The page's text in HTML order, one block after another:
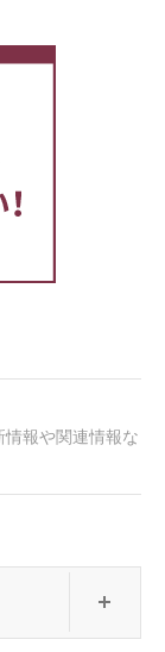
地域で従事する
々を対象とした
あります。サテ
、実習などは地
地域を離れる必
校の取り組みを
医療機関との連
報や関連情報な